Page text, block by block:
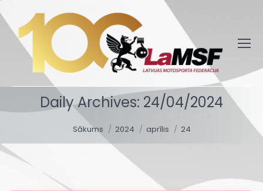
Daily Archives: 24/04/2024
You are here:
Sākums 2024 aprīlis 24